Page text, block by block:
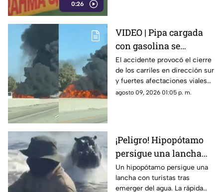
0:26
VIDEO | Pipa cargada
con gasolina se
incendia tras accidente
y paraliza autopista
El accidente provocó el cierre
de los carriles en dirección sur
y fuertes afectaciones viales
en la zona.
agosto 09, 2026 01:05 p. m.
¡Peligro! Hipopótamo
persigue una lancha
llena de turistas |
VIDEO
Un hipopótamo persigue una
lancha con turistas tras
emerger del agua. La rápida